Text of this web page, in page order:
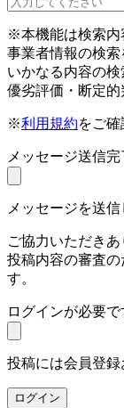
※本機能は検索内
事業者情報の検索
いかなる内容の
優劣評価・断定的
※利用規約をご
メッセージ送信完
メッセージを送信
ご協力いただきあ
投稿内容の審査
す。
ログインが必要で
投稿には会員登
ログイン